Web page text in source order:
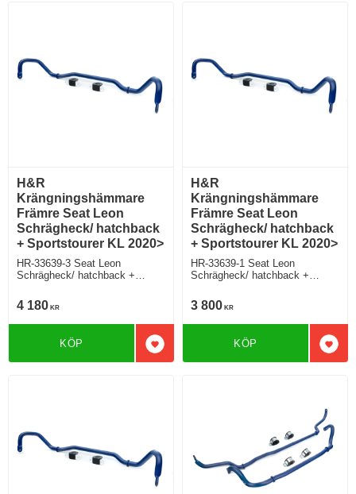
H&R
Krängningshämmare
Främre Seat Leon
Schrägheck/ hatchback
+ Sportstourer KL 2020>
HR-33639-3 Seat Leon
Schrägheck/ hatchback +
4 180 KR
Lägg till i favoriter
KÖP
H&R
Krängningshämmare
Främre Seat Leon
Schrägheck/ hatchback
+ Sportstourer KL 2020>
HR-33639-1 Seat Leon
Schrägheck/ hatchback +
3 800 KR
KÖP